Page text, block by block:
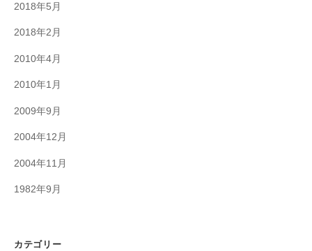
2018年5月
2018年2月
2010年4月
2010年1月
2009年9月
2004年12月
2004年11月
1982年9月
カテゴリー